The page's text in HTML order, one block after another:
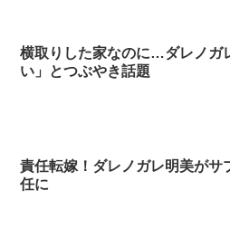
横取りした家なのに…ダレノガ
い」とつぶやき話題
責任転嫁！ダレノガレ明美がサ
任に